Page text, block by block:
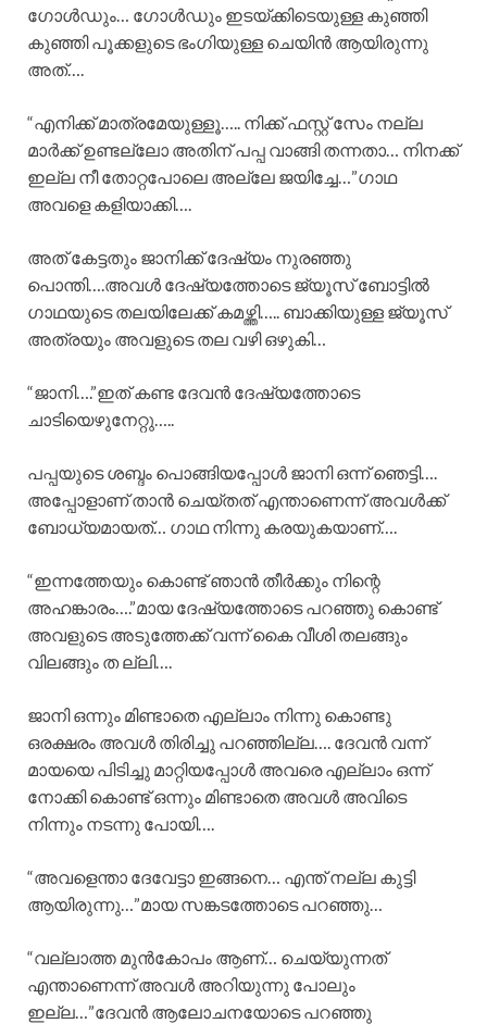
ഗോൾഡും… ഗോൾഡും ഇടയ്ക്കിടെയുള്ള കുഞ്ഞി
കുഞ്ഞി പൂക്കളുടെ ഭംഗിയുള്ള ചെയിൻ ആയിരുന്നു
അത്‌….
“എനിക്ക് മാത്രമേയുള്ളൂ….. നിക്ക് ഫസ്റ്റ് സേം നല്ല
മാർക്ക് ഉണ്ടല്ലോ അതിന് പപ്പ വാങ്ങി തന്നതാ… നിനക്ക്
ഇല്ല നീ തോറ്റപോലെ അല്ലേ ജയിച്ചേ…”ഗാഥ
അവളെ കളിയാക്കി….
അത്‌ കേട്ടതും ജാനിക്ക് ദേഷ്യം നുരഞ്ഞു
പൊന്തി….അവൾ ദേഷ്യത്തോടെ ജ്യൂസ് ബോട്ടിൽ
ഗാഥയുടെ തലയിലേക്ക് കമഴ്ത്തി….. ബാക്കിയുള്ള ജ്യൂസ്
അത്രയും അവളുടെ തല വഴി ഒഴുകി…
“ജാനി….”ഇത് കണ്ട ദേവൻ ദേഷ്യത്തോടെ
ചാടിയെഴുനേറ്റു…..
പപ്പയുടെ ശബ്ദം പൊങ്ങിയപ്പോൾ ജാനി ഒന്ന് ഞെട്ടി….
അപ്പോളാണ് താൻ ചെയ്തത് എന്താണെന്ന് അവൾക്ക്
ബോധ്യമായത്… ഗാഥ നിന്നു കരയുകയാണ്….
“ഇന്നത്തേയും കൊണ്ട് ഞാൻ തീർക്കും നിന്റെ
അഹങ്കാരം….”മായ ദേഷ്യത്തോടെ പറഞ്ഞു കൊണ്ട്
അവളുടെ അടുത്തേക്ക് വന്ന് കൈ വീശി തലങ്ങും
വിലങ്ങും ത ല്ലി….
ജാനി ഒന്നും മിണ്ടാതെ എല്ലാം നിന്നു കൊണ്ടു
ഒരക്ഷരം അവൾ തിരിച്ചു പറഞ്ഞില്ല…. ദേവൻ വന്ന്
മായയെ പിടിച്ചു മാറ്റിയപ്പോൾ അവരെ എല്ലാം ഒന്ന്
നോക്കി കൊണ്ട് ഒന്നും മിണ്ടാതെ അവൾ അവിടെ
നിന്നും നടന്നു പോയി….
“അവളെന്താ ദേവേട്ടാ ഇങ്ങനെ… എന്ത് നല്ല കുട്ടി
ആയിരുന്നു…”മായ സങ്കടത്തോടെ പറഞ്ഞു…
“വല്ലാത്ത മുൻകോപം ആണ്… ചെയ്യുന്നത്
എന്താണെന്ന് അവൾ അറിയുന്നു പോലും
ഇല്ല…”ദേവൻ ആലോചനയോടെ പറഞ്ഞു